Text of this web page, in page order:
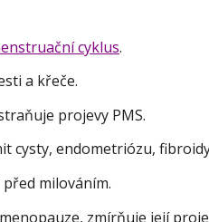
cyklus.
a křeče.
projevy PMS.
cysty, endometriózu,
milováním.
zmírňuje její